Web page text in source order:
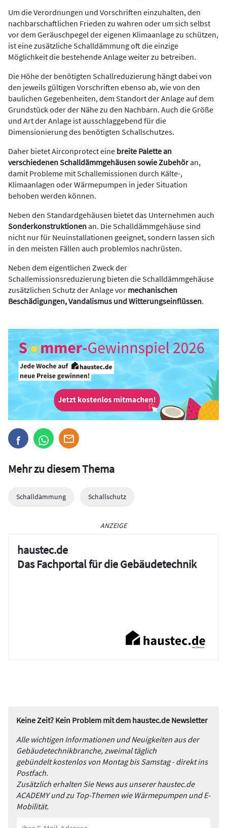
Um die Verordnungen und Vorschriften einzuhalten, den
nachbarschaftlichen Frieden zu wahren oder um sich selbst
vor dem Geräuschpegel der eigenen Klimaanlage zu schützen,
ist eine zusätzliche Schalldämmung oft die einzige
Möglichkeit die bestehende Anlage weiter zu betreiben.
Die Höhe der benötigten Schallreduzierung hängt dabei von
den jeweils gültigen Vorschriften ebenso ab, wie von den
baulichen Gegebenheiten, dem Standort der Anlage auf dem
Grundstück oder der Nähe zu den Nachbarn. Auch die Größe
und Art der Anlage ist ausschlaggebend für die
Dimensionierung des benötigten Schallschutzes.
Daher bietet Airconprotect eine breite Palette an
verschiedenen Schalldämmgehäusen sowie Zubehöran,
damit Probleme mit Schallemissionen durch Kälte-,
Klimaanlagen oder Wärmepumpen in jeder Situation
behoben werden können.
Neben den Standardgehäusen bietet das Unternehmen auch
Sonderkonstruktionenan. Die Schalldämmgehäuse sind
nicht nur für Neuinstallationen geeignet, sondern lassen sich
in den meisten Fällen auch problemlos nachrüsten.
Neben dem eigentlichen Zweck der
Schallemissionsreduzierung bieten die Schalldämmgehäuse
zusätzlichen Schutz der Anlage vor mechanischen
Beschädigungen, Vandalismus und Witterungseinflüssen.
Mehr zu diesem Thema
Schalldämmung Schallschutz
ANZEIGE
haustec.de
Das Fachportal für die Gebäudetechnik
Keine Zeit? Kein Problem mit dem haustec.de Newsletter
Alle wichtigen Informationen und Neuigkeiten aus der
Gebäudetechnikbranche, zweimal täglich
gebündelt kostenlos von Montag bis Samstag - direkt ins
Postfach.
Zusätzlich erhalten Sie News aus unserer haustec.de
ACADEMY und zu Top-Themen wie Wärmepumpen und E-
Mobilität.